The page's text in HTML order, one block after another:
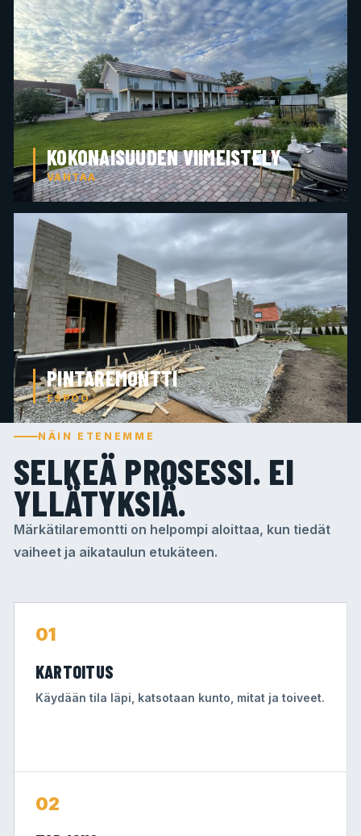
KOKONAISUUDEN VIIMEISTELY
VANTAA
PINTAREMONTTI
ESPOO
NÄIN ETENEMME
SELKEÄ PROSESSI. EI
YLLÄTYKSIÄ.
Märkätilaremontti on helpompi aloittaa, kun tiedät
vaiheet ja aikataulun etukäteen.
01
KARTOITUS
Käydään tila läpi, katsotaan kunto, mitat ja toiveet.
02